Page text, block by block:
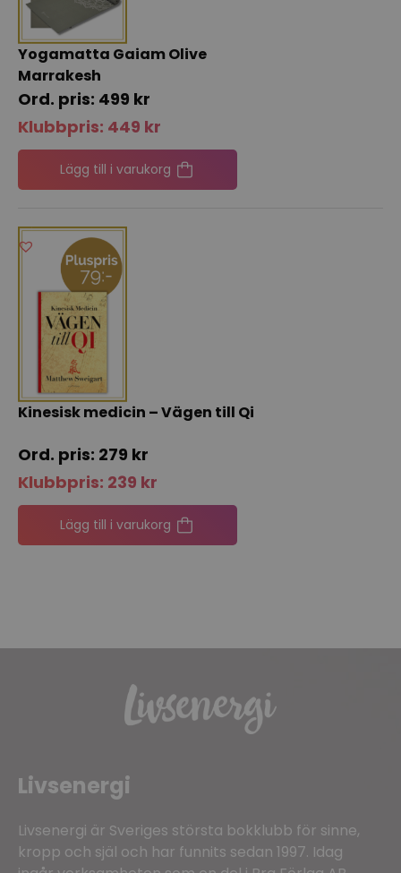
Yogamatta Gaiam Olive
Marrakesh
499 kr
Klubbpris: 449 kr
Lägg till i varukorg
Kinesisk medicin – Vägen till Qi
279 kr
Klubbpris: 239 kr
Lägg till i varukorg
Livsenergi
Livsenergi är Sveriges största bokklubb för sinne,
kropp och själ och har funnits sedan 1997. Idag